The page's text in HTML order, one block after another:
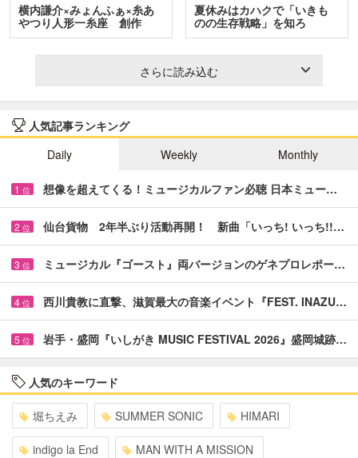
横内謙介×みょんふぁ×糸あ
やつり人形一糸座 創作
人…
夏休みはカハクで「いきも
のの生存戦略」を知ろ
う！ …
さらに読み込む
人気記事ランキング
Daily
Weekly Monthly
1 位 想像を超えてくる！ミュージカルファン必聴 日本ミュー…
2 位 仙台貨物 2年半ぶり活動再開！ 新曲「いっち! いっち!!…
3 位 ミュージカル『ゴースト』両バージョンのゲネプロレポー…
4 位 西川貴教に直撃、滋賀最大の音楽イベント『FEST. INAZU…
5 位 岩手・盛岡『いしがき MUSIC FESTIVAL 2026』盛岡城跡…
人気のキーワード
堀ちえみ SUMMER SONIC HIMARI
indigo la End MAN WITH A MISSION